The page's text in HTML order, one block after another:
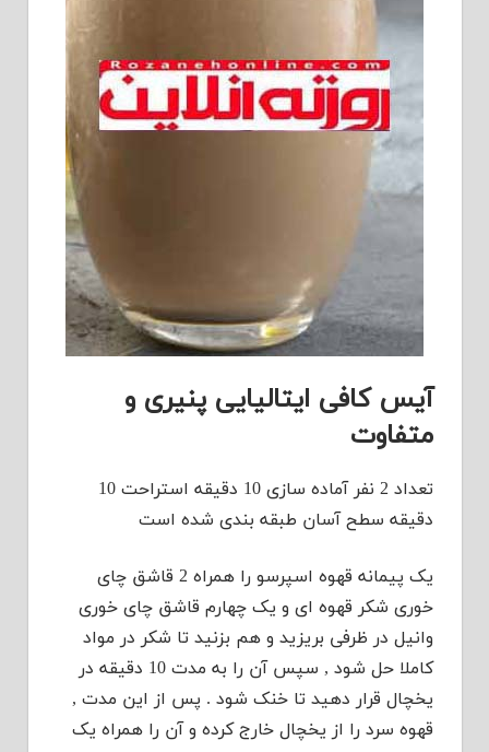
آیس کافی ایتالیایی پنیری و
متفاوت
تعداد 2 نفر آماده سازی 10 دقیقه استراحت 10
دقیقه سطح آسان طبقه بندی شده است
یک پیمانه قهوه اسپرسو را همراه 2 قاشق چای
خوری شکر قهوه ای و یک چهارم قاشق چای خوری
وانیل در ظرفی بریزید و هم بزنید تا شکر در مواد
کاملا حل شود , سپس آن را به مدت 10 دقیقه در
یخچال قرار دهید تا خنک شود . پس از این مدت ,
قهوه سرد را از یخچال خارج کرده و آن را همراه یک